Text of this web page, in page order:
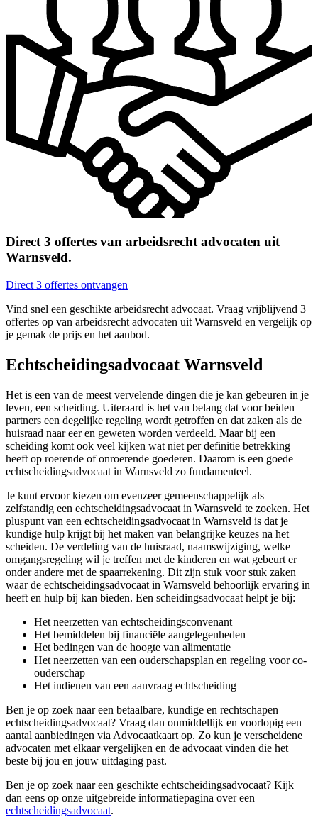
Direct 3 offertes van arbeidsrecht advocaten uit
Warnsveld.
Direct 3 offertes ontvangen
Vind snel een geschikte arbeidsrecht advocaat. Vraag vrijblijvend 3
offertes op van arbeidsrecht advocaten uit Warnsveld en vergelijk op
je gemak de prijs en het aanbod.
Echtscheidingsadvocaat Warnsveld
Het is een van de meest vervelende dingen die je kan gebeuren in je
leven, een scheiding. Uiteraard is het van belang dat voor beiden
partners een degelijke regeling wordt getroffen en dat zaken als de
huisraad naar eer en geweten worden verdeeld. Maar bij een
scheiding komt ook veel kijken wat niet per definitie betrekking
heeft op roerende of onroerende goederen. Daarom is een goede
echtscheidingsadvocaat in Warnsveld zo fundamenteel.
Je kunt ervoor kiezen om evenzeer gemeenschappelijk als
zelfstandig een echtscheidingsadvocaat in Warnsveld te zoeken. Het
pluspunt van een echtscheidingsadvocaat in Warnsveld is dat je
kundige hulp krijgt bij het maken van belangrijke keuzes na het
scheiden. De verdeling van de huisraad, naamswijziging, welke
omgangsregeling wil je treffen met de kinderen en wat gebeurt er
onder andere met de spaarrekening. Dit zijn stuk voor stuk zaken
waar de echtscheidingsadvocaat in Warnsveld behoorlijk ervaring in
heeft en hulp bij kan bieden. Een scheidingsadvocaat helpt je bij:
Het neerzetten van echtscheidingsconvenant
Het bemiddelen bij financiële aangelegenheden
Het bedingen van de hoogte van alimentatie
Het neerzetten van een ouderschapsplan en regeling voor co-
ouderschap
Het indienen van een aanvraag echtscheiding
Ben je op zoek naar een betaalbare, kundige en rechtschapen
echtscheidingsadvocaat? Vraag dan onmiddellijk en voorlopig een
aantal aanbiedingen via Advocaatkaart op. Zo kun je verscheidene
advocaten met elkaar vergelijken en de advocaat vinden die het
beste bij jou en jouw uitdaging past.
Ben je op zoek naar een geschikte echtscheidingsadvocaat? Kijk
dan eens op onze uitgebreide informatiepagina over een
echtscheidingsadvocaat.